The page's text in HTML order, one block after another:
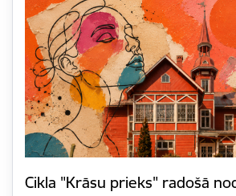
Cikla "Krāsu prieks" radošā